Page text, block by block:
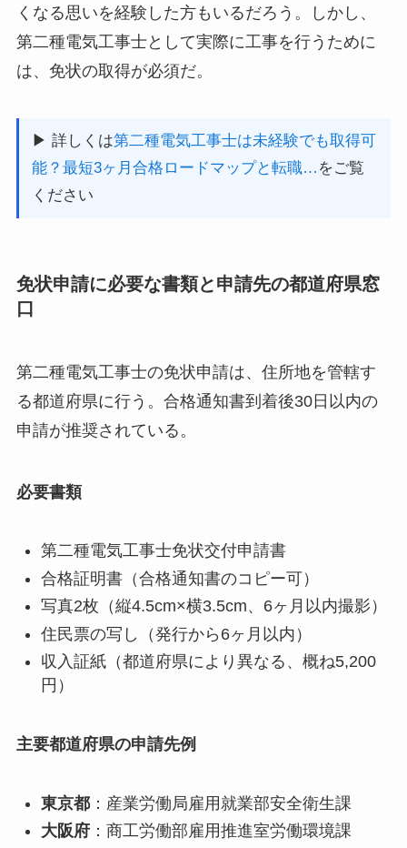
くなる思いを経験した方もいるだろう。しかし、
第二種電気工事士として実際に工事を行うために
は、免状の取得が必須だ。
▶ 詳しくは第二種電気工事士は未経験でも取得可
能？最短3ヶ月合格ロードマップと転職… をご覧
ください
免状申請に必要な書類と申請先の都道府県窓
口
第二種電気工事士の免状申請は、住所地を管轄す
る都道府県に行う。合格通知書到着後30日以内の
申請が推奨されている。
必要書類
第二種電気工事士免状交付申請書
合格証明書（合格通知書のコピー可）
写真2枚（縦4.5cm×横3.5cm、6ヶ月以内撮影）
住民票の写し（発行から6ヶ月以内）
収入証紙（都道府県により異なる、概ね5,200
円）
主要都道府県の申請先例
東京都：産業労働局雇用就業部安全衛生課
大阪府：商工労働部雇用推進室労働環境課